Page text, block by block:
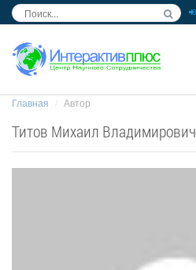
Главная Автор
Титов Михаил Владимирович